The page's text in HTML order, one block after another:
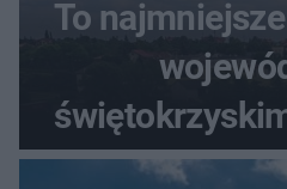
To
przez